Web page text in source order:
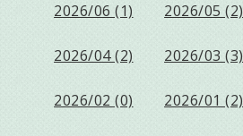
2026/06 (1) 2026/05 (2)
2026/04 (2) 2026/03 (3)
2026/02 (0) 2026/01 (2)